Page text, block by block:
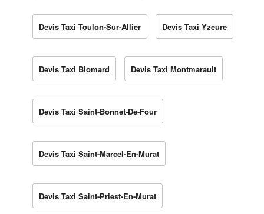
Devis Taxi Toulon-Sur-Allier Devis Taxi Yzeure
Devis Taxi Blomard Devis Taxi Montmarault
Devis Taxi Saint-Bonnet-De-Four
Devis Taxi Saint-Marcel-En-Murat
Devis Taxi Saint-Priest-En-Murat